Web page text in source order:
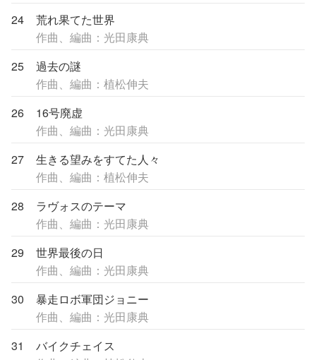
24
荒れ果てた世界
作曲、編曲：光田康典
25
過去の謎
作曲、編曲：植松伸夫
26
16号廃虚
作曲、編曲：光田康典
27
生きる望みをすてた人々
作曲、編曲：植松伸夫
28
ラヴォスのテーマ
作曲、編曲：光田康典
29
世界最後の日
作曲、編曲：光田康典
30
暴走ロボ軍団ジョニー
作曲、編曲：光田康典
31
バイクチェイス